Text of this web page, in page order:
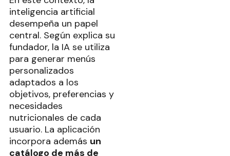
inteligencia artificial
desempeña un papel
central. Según explica su
fundador, la IA se utiliza
para generar menús
personalizados
adaptados a los
objetivos, preferencias y
necesidades
nutricionales de cada
usuario. La aplicación
incorpora además un
catálogo de más de